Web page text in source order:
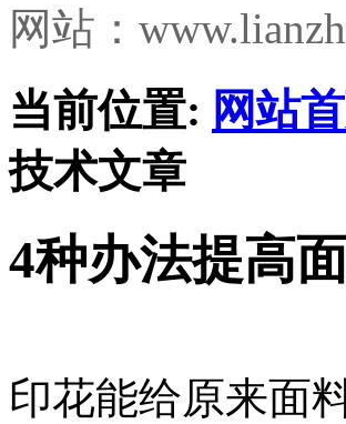
网站：
当前位置: 网站
技术文章
4种办法提高
印花能给原来面